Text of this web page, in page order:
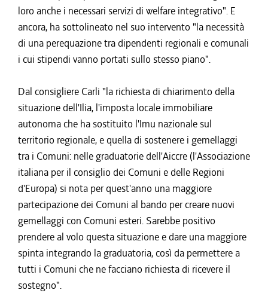
loro anche i necessari servizi di welfare integrativo". E
ancora, ha sottolineato nel suo intervento "la necessità
di una perequazione tra dipendenti regionali e comunali
i cui stipendi vanno portati sullo stesso piano".
Dal consigliere Carli "la richiesta di chiarimento della
situazione dell'Ilia, l'imposta locale immobiliare
autonoma che ha sostituito l'Imu nazionale sul
territorio regionale, e quella di sostenere i gemellaggi
tra i Comuni: nelle graduatorie dell'Aiccre (l'Associazione
italiana per il consiglio dei Comuni e delle Regioni
d'Europa) si nota per quest'anno una maggiore
partecipazione dei Comuni al bando per creare nuovi
gemellaggi con Comuni esteri. Sarebbe positivo
prendere al volo questa situazione e dare una maggiore
spinta integrando la graduatoria, così da permettere a
tutti i Comuni che ne facciano richiesta di ricevere il
sostegno".